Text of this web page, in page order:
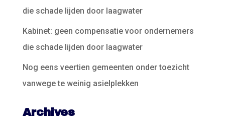
die schade lijden door laagwater
Kabinet: geen compensatie voor ondernemers
die schade lijden door laagwater
Nog eens veertien gemeenten onder toezicht
vanwege te weinig asielplekken
Archives